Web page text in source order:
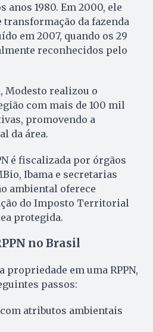
1980. Em 2000, ele
da fazenda
em 2007, quando os 29
reconhecidos pelo
Modesto realizou o
com mais de 100 mil
promovendo a
da área.
é fiscalizada por órgãos
Ibama e secretarias
ambiental oferece
do Imposto Territorial
protegida.
no Brasil
em uma RPPN,
passos:
atributos ambientais